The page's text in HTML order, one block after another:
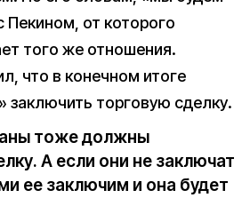
Пекином, от которого
того же отношения.
что в конечном итоге
заключить торговую сделку.
тоже должны
А если они не заключат
ее заключим и она будет